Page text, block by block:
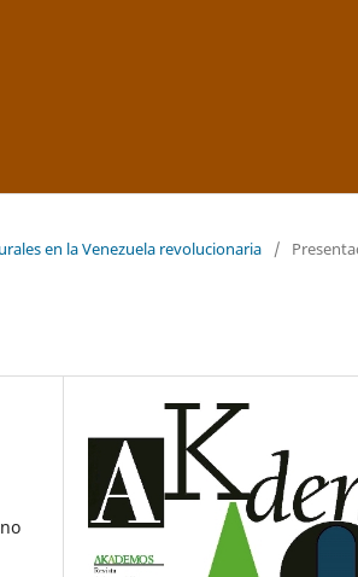
en la Venezuela revolucionaria /